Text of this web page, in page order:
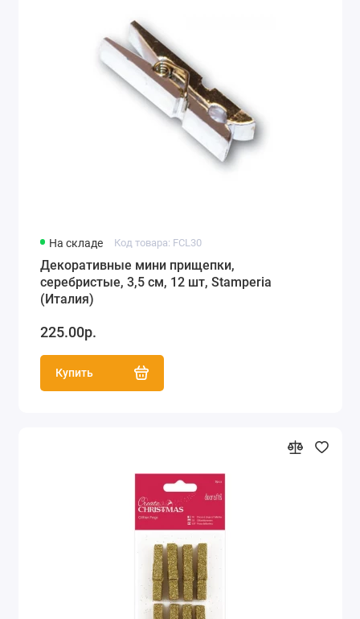
На складе Код товара: FCL30
Декоративные мини прищепки,
серебристые, 3,5 см, 12 шт, Stamperia
(Италия)
225.00р.
Купить